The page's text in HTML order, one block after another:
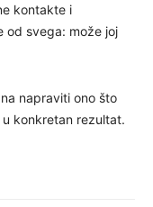
kontakte i
od svega: može joj
napraviti ono što
konkretan rezultat.